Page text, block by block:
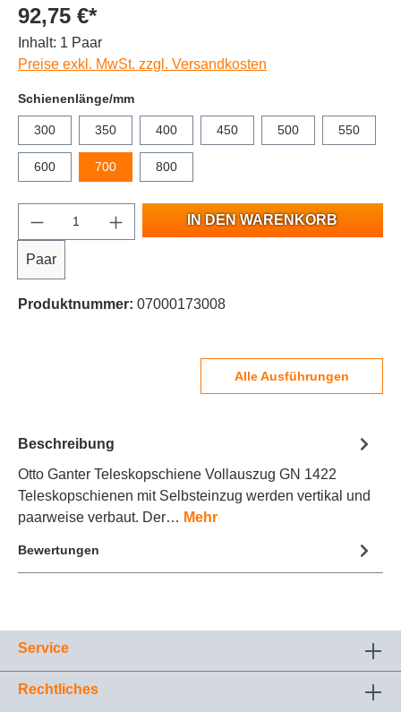
92,75 €*
Inhalt: 1 Paar
Preise exkl. MwSt. zzgl. Versandkosten
Schienenlänge/mm
300 350 400 450 500 550
600 700 800
Paar
IN DEN WARENKORB
Produktnummer: 07000173008
Alle Ausführungen
Beschreibung
Otto Ganter Teleskopschiene Vollauszug GN 1422
Teleskopschienen mit Selbsteinzug werden vertikal und
paarweise verbaut. Der… Mehr
Bewertungen
Service
Rechtliches